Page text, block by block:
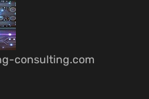
consulting.com